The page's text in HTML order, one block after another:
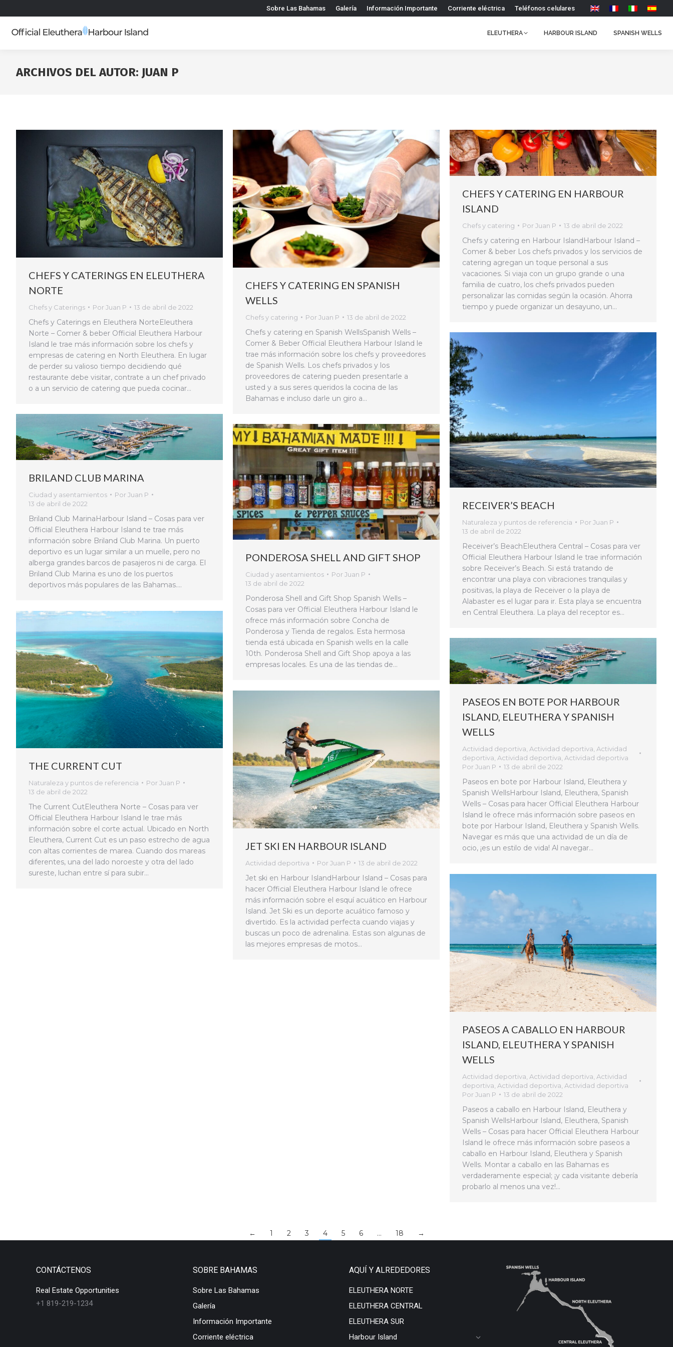
Sobre Las Bahamas Galería Información Importante Corriente eléctrica Teléfonos celulares
ELEUTHERA HARBOUR ISLAND SPANISH WELLS
ARCHIVOS DEL AUTOR: JUAN P
CHEFS Y CATERINGS EN ELEUTHERA
NORTE
Chefs y Caterings PorJuan P 13 de abril de 2022
Chefs y Caterings en Eleuthera NorteEleuthera
Norte – Comer & beber Official Eleuthera Harbour
Island le trae más información sobre los chefs y
empresas de catering en North Eleuthera. En lugar
de perder su valioso tiempo decidiendo qué
restaurante debe visitar, contrate a un chef privado
o a un servicio de catering que pueda cocinar…
CHEFS Y CATERING EN SPANISH
WELLS
Chefs y catering PorJuan P 13 de abril de 2022
Chefs y catering en Spanish WellsSpanish Wells –
Comer & Beber Official Eleuthera Harbour Island le
trae más información sobre los chefs y proveedores
de Spanish Wells. Los chefs privados y los
proveedores de catering pueden presentarle a
usted y a sus seres queridos la cocina de las
Bahamas e incluso darle un giro a…
CHEFS Y CATERING EN HARBOUR
ISLAND
Chefs y catering PorJuan P 13 de abril de 2022
Chefs y catering en Harbour IslandHarbour Island –
Comer & beber Los chefs privados y los servicios de
catering agregan un toque personal a sus
vacaciones. Si viaja con un grupo grande o una
familia de cuatro, los chefs privados pueden
personalizar las comidas según la ocasión. Ahorra
tiempo y puede organizar un desayuno, un…
RECEIVER’S BEACH
Naturaleza y puntos de referencia PorJuan P
13 de abril de 2022
Receiver’s BeachEleuthera Central – Cosas para ver
Official Eleuthera Harbour Island le trae información
sobre Receiver’s Beach. Si está tratando de
encontrar una playa con vibraciones tranquilas y
positivas, la playa de Receiver o la playa de
Alabaster es el lugar para ir. Esta playa se encuentra
en Central Eleuthera. La playa del receptor es…
BRILAND CLUB MARINA
Ciudad y asentamientos PorJuan P
13 de abril de 2022
Briland Club MarinaHarbour Island – Cosas para ver
Official Eleuthera Harbour Island te trae más
información sobre Briland Club Marina. Un puerto
deportivo es un lugar similar a un muelle, pero no
alberga grandes barcos de pasajeros ni de carga. El
Briland Club Marina es uno de los puertos
deportivos más populares de las Bahamas.…
PONDEROSA SHELL AND GIFT SHOP
Ciudad y asentamientos PorJuan P
13 de abril de 2022
Ponderosa Shell and Gift Shop Spanish Wells –
Cosas para ver Official Eleuthera Harbour Island le
ofrece más información sobre Concha de
Ponderosa y Tienda de regalos. Esta hermosa
tienda está ubicada en Spanish wells en la calle
10th. Ponderosa Shell and Gift Shop apoya a las
empresas locales. Es una de las tiendas de…
THE CURRENT CUT
Naturaleza y puntos de referencia PorJuan P
13 de abril de 2022
The Current CutEleuthera Norte – Cosas para ver
Official Eleuthera Harbour Island le trae más
información sobre el corte actual. Ubicado en North
Eleuthera, Current Cut es un paso estrecho de agua
con altas corrientes de marea. Cuando dos mareas
diferentes, una del lado noroeste y otra del lado
sureste, luchan entre sí para subir…
PASEOS EN BOTE POR HARBOUR
ISLAND, ELEUTHERA Y SPANISH
WELLS
Actividad deportiva, Actividad deportiva, Actividad
deportiva, Actividad deportiva, Actividad deportiva
PorJuan P 13 de abril de 2022
Paseos en bote por Harbour Island, Eleuthera y
Spanish WellsHarbour Island, Eleuthera, Spanish
Wells – Cosas para hacer Official Eleuthera Harbour
Island le ofrece más información sobre paseos en
bote por Harbour Island, Eleuthera y Spanish Wells.
Navegar es más que una actividad de un día de
ocio, ¡es un estilo de vida! Al navegar…
JET SKI EN HARBOUR ISLAND
Actividad deportiva PorJuan P 13 de abril de 2022
Jet ski en Harbour IslandHarbour Island – Cosas para
hacer Official Eleuthera Harbour Island le ofrece
más información sobre el esquí acuático en Harbour
Island. Jet Ski es un deporte acuático famoso y
divertido. Es la actividad perfecta cuando viajas y
buscas un poco de adrenalina. Estas son algunas de
las mejores empresas de motos…
PASEOS A CABALLO EN HARBOUR
ISLAND, ELEUTHERA Y SPANISH
WELLS
Actividad deportiva Actividad deportiva Actividad
deportiva Actividad deportiva Actividad deportiva
PorJuan P 13 de abril de 2022
Paseos a caballo en Harbour Island, Eleuthera y
Spanish WellsHarbour Island, Eleuthera, Spanish
Wells – Cosas para hacer Official Eleuthera Harbour
Island le ofrece más información sobre paseos a
caballo en Harbour Island, Eleuthera y Spanish
Wells. Montar a caballo en las Bahamas es
verdaderamente especial; ¡y cada visitante debería
probarlo al menos una vez!…
← 1 2 3 4 5 6 … 18 →
CONTÁCTENOS
Real Estate Opportunities
+1 819-219-1234
SOBRE BAHAMAS
Sobre Las Bahamas
Galería
Información Importante
Corriente eléctrica
AQUÍ Y ALREDEDORES
ELEUTHERA NORTE
ELEUTHERA CENTRAL
ELEUTHERA SUR
Harbour Island